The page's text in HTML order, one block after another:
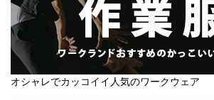
オシャレでカッコイイ人気のワークウェア